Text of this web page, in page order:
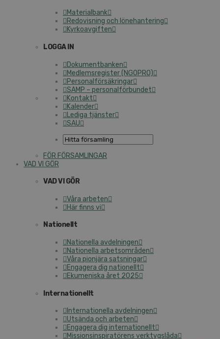
Materialbank
Redovisning och lönehantering
Kyrkoavgiften
LOGGA IN
Dokumentbanken
Medlemsregister (NGOPRO)
Personalförsäkringar
SAMP – personalförbundet
Kontakt
Kalender
Lediga tjänster
SAU
FÖR FÖRSAMLINGAR
VAD VI GÖR
VAD VI GÖR
Våra arbeten
Här finns vi
Nationellt
Nationella avdelningen
Nationella arbetsområden
Våra pionjära satsningar
Engagera dig nationellt
Ekumeniska året 2025
Internationellt
Internationella avdelningen
Utsända och arbeten
Engagera dig internationellt
Missionsinspiratörens verktygslåda